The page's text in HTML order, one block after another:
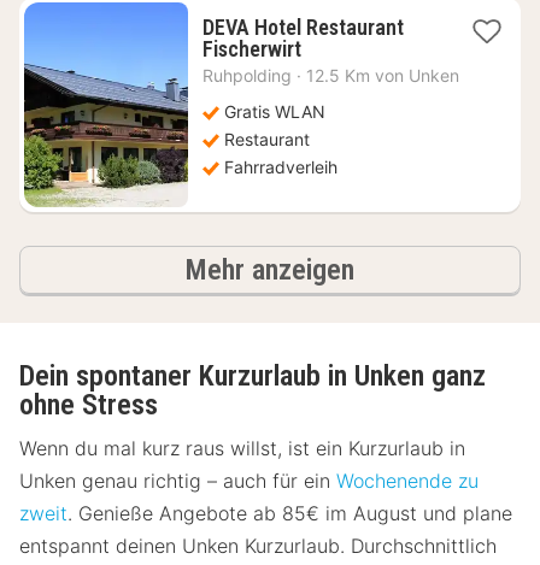
DEVA Hotel Restaurant
Fischerwirt1
Nacht
124,47
€
Ruhpolding · 12.5 Km von Unken
Gratis WLAN
Restaurant
Fahrradverleih
Mehr anzeigen
Dein spontaner Kurzurlaub in Unken ganz
ohne Stress
Wenn du mal kurz raus willst, ist ein Kurzurlaub in
Unken genau richtig – auch für ein Wochenende zu
zweit. Genieße Angebote ab 85€ im August und plane
entspannt deinen Unken Kurzurlaub. Durchschnittlich